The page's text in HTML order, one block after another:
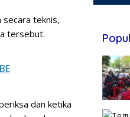
secara teknis,
tersebut.
dan ketika